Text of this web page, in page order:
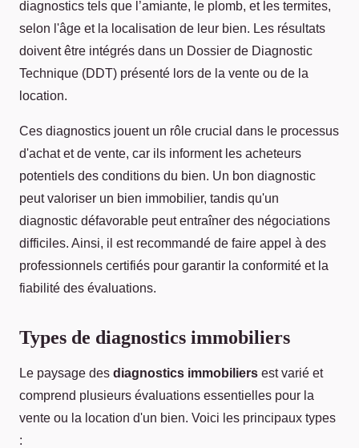
diagnostics tels que l’amiante, le plomb, et les termites,
selon l'âge et la localisation de leur bien. Les résultats
doivent être intégrés dans un Dossier de Diagnostic
Technique (DDT) présenté lors de la vente ou de la
location.
Ces diagnostics jouent un rôle crucial dans le processus
d'achat et de vente, car ils informent les acheteurs
potentiels des conditions du bien. Un bon diagnostic
peut valoriser un bien immobilier, tandis qu'un
diagnostic défavorable peut entraîner des négociations
difficiles. Ainsi, il est recommandé de faire appel à des
professionnels certifiés pour garantir la conformité et la
fiabilité des évaluations.
Types de diagnostics immobiliers
Le paysage des diagnostics immobiliers est varié et
comprend plusieurs évaluations essentielles pour la
vente ou la location d'un bien. Voici les principaux types
: